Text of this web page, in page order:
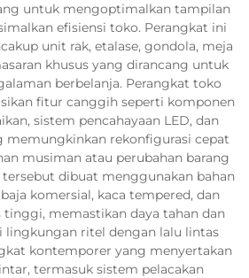
untuk mengoptimalkan tampilan
efisiensi toko. Perangkat ini
unit rak, etalase, gondola, meja
khusus yang dirancang untuk
berbelanja. Perangkat toko
fitur canggih seperti komponen
sistem pencahayaan LED, dan
memungkinkan rekonfigurasi cepat
musiman atau perubahan barang
dibuat menggunakan bahan
komersial, kaca tempered, dan
tinggi, memastikan daya tahan dan
lingkungan ritel dengan lalu lintas
kontemporer yang menyertakan
termasuk sistem pelacakan